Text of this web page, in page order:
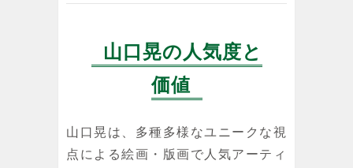
山口晃の人気度と
価値
山口晃は、多種多様なユニークな視
点による絵画・版画で人気アーティ